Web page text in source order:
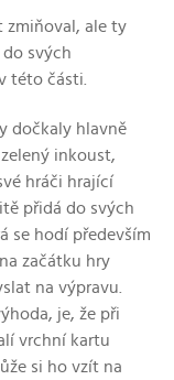
zmiňoval, ale ty
svých
této části.
dočkaly hlavně
inkoust,
hráči hrající
přidá do svých
se hodí především
začátku hry
na výpravu.
je, že při
vrchní kartu
si ho vzít na